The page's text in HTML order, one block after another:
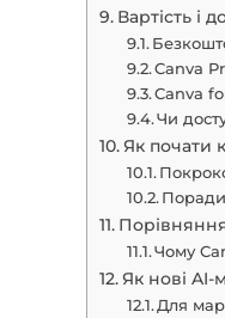
Вартість і
Canva
Canva
Чи
Як почати
Чому
Як нові AI-
Для